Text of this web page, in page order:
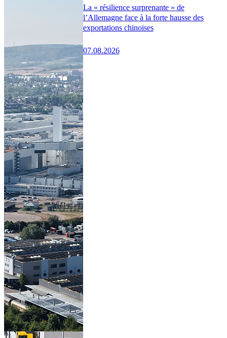
La « résilience surprenante » de
l’Allemagne face à la forte hausse des
exportations chinoises
07.08.2026